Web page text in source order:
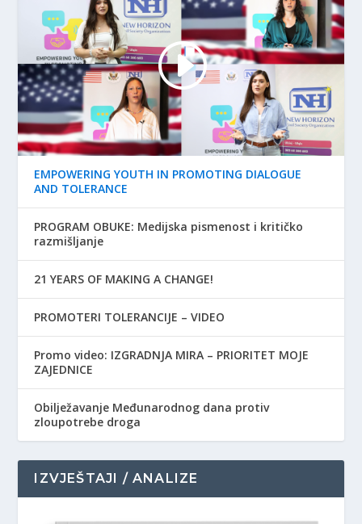
EMPOWERING YOUTH IN PROMOTING DIALOGUE
AND TOLERANCE
PROGRAM OBUKE: Medijska pismenost i kritičko
razmišljanje
21 YEARS OF MAKING A CHANGE!
PROMOTERI TOLERANCIJE – VIDEO
Promo video: IZGRADNJA MIRA – PRIORITET MOJE
ZAJEDNICE
Obilježavanje Međunarodnog dana protiv
zloupotrebe droga
IZVJEŠTAJI / ANALIZE